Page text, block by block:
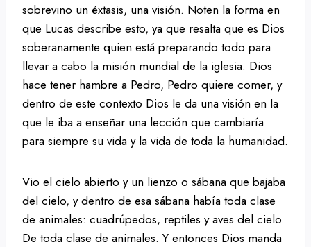
sobrevino un éxtasis, una visión. Noten la forma en
que Lucas describe esto, ya que resalta que es Dios
soberanamente quien está preparando todo para
llevar a cabo la misión mundial de la iglesia. Dios
hace tener hambre a Pedro, Pedro quiere comer, y
dentro de este contexto Dios le da una visión en la
que le iba a enseñar una lección que cambiaría
para siempre su vida y la vida de toda la humanidad.
Vio el cielo abierto y un lienzo o sábana que bajaba
del cielo, y dentro de esa sábana había toda clase
de animales: cuadrúpedos, reptiles y aves del cielo.
De toda clase de animales. Y entonces Dios manda